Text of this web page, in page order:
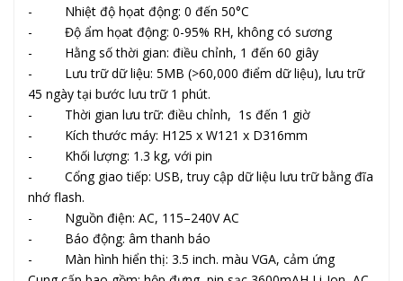
- Nhiệt độ họat động: 0 đến 50°C
- Độ ẩm họat động: 0-95% RH, không có sương
- Hằng số thời gian: điều chỉnh, 1 đến 60 giây
- Lưu trữ dữ liệu: 5MB (>60,000 điểm dữ liệu), lưu trữ
45 ngày tại bước lưu trữ 1 phút.
- Thời gian lưu trữ: điều chỉnh, 1s đến 1 giờ
- Kích thước máy: H125 x W121 x D316mm
- Khối lượng: 1.3 kg, với pin
- Cổng giao tiếp: USB, truy cập dữ liệu lưu trữ bằng đĩa
nhớ flash.
- Nguồn điện: AC, 115–240V AC
- Báo động: âm thanh báo
- Màn hình hiển thị: 3.5 inch. màu VGA, cảm ứng